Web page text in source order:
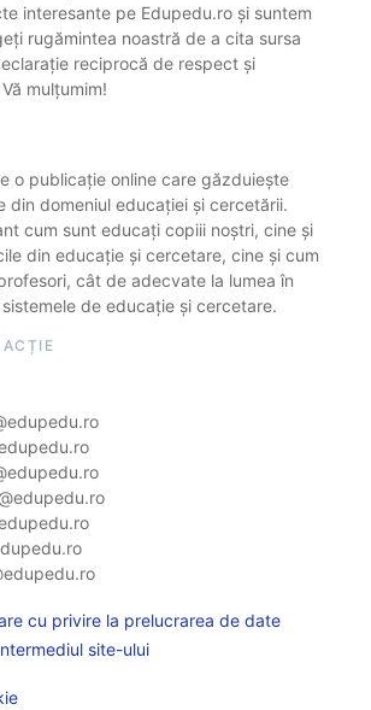
interesante pe Edupedu.ro și suntem
rugămintea noastră de a cita sursa
reciprocă de respect și
mulțumim!
o publicație online care găzduiește
din domeniul educației și cercetării.
cum sunt educați copiii noștri, cine și
din educație și cercetare, cine și cum
cât de adecvate la lumea în
de educație și cercetare.
cu privire la prelucrarea de date
site-ului